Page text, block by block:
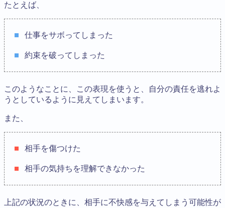
たとえば、
仕事をサボってしまった
約束を破ってしまった
このようなことに、この表現を使うと、自分の責任を逃れよ
うとしているように見えてしまいます。
また、
相手を傷つけた
相手の気持ちを理解できなかった
上記の状況のときに、相手に不快感を与えてしまう可能性が